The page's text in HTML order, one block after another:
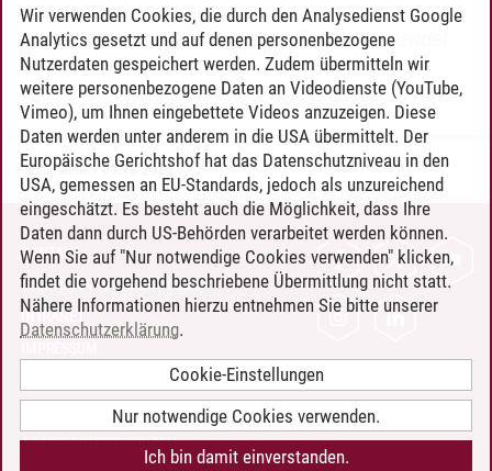
Nächster Termin:
Lehrveranstaltungen für dieses Semester beendet.
Pressestelle/09.10.2025
KONTAKT
LEUPHANA ALS ARBEITGEBER
INTRANET
BARRIEREFREIHEIT
COOKIE-EINSTELLUNGEN
Wir verwenden Cookies, die durch den Analysedienst Google
Analytics gesetzt und auf denen personenbezogene
Nutzerdaten gespeichert werden. Zudem übermitteln wir
weitere personenbezogene Daten an Videodienste (YouTube,
Vimeo), um Ihnen eingebettete Videos anzuzeigen. Diese
Daten werden unter anderem in die USA übermittelt. Der
Europäische Gerichtshof hat das Datenschutzniveau in den
USA, gemessen an EU-Standards, jedoch als unzureichend
eingeschätzt. Es besteht auch die Möglichkeit, dass Ihre
Daten dann durch US-Behörden verarbeitet werden können.
Wenn Sie auf "Nur notwendige Cookies verwenden" klicken,
findet die vorgehend beschriebene Übermittlung nicht statt.
Nähere Informationen hierzu entnehmen Sie bitte unserer
Datenschutzerklärung.
Cookie-Einstellungen
Nur notwendige Cookies verwenden.
Ich bin damit einverstanden.